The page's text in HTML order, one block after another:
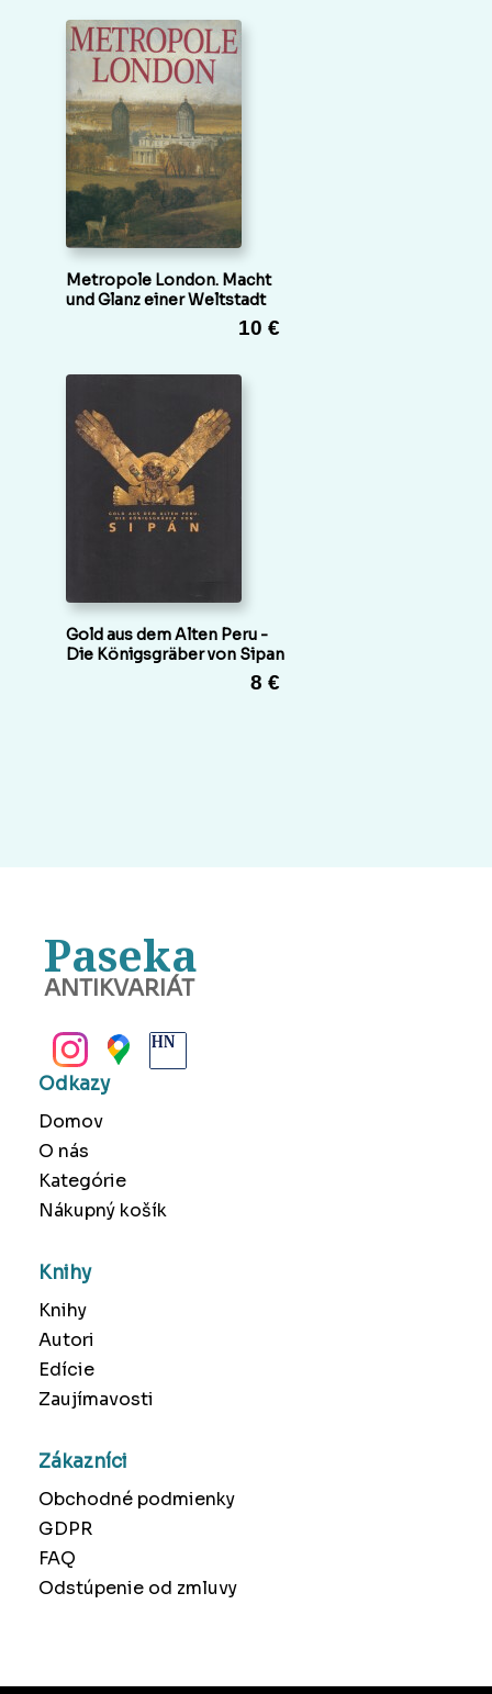
Metropole London. Macht
und Glanz einer Weltstadt
10 €
Gold aus dem Alten Peru -
Die Königsgräber von Sipan
8 €
Paseka
ANTIKVARIÁT
Odkazy
Domov
O nás
Kategórie
Nákupný košík
Knihy
Knihy
Autori
Edície
Zaujímavosti
Zákazníci
Obchodné podmienky
GDPR
FAQ
Odstúpenie od zmluvy